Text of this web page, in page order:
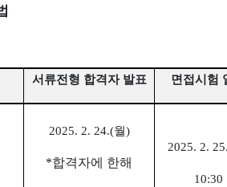
서류전형 합격자 발표 면접시험
2025. 2. 24.(월)
*합격자에 한해
2025. 2.
10:30